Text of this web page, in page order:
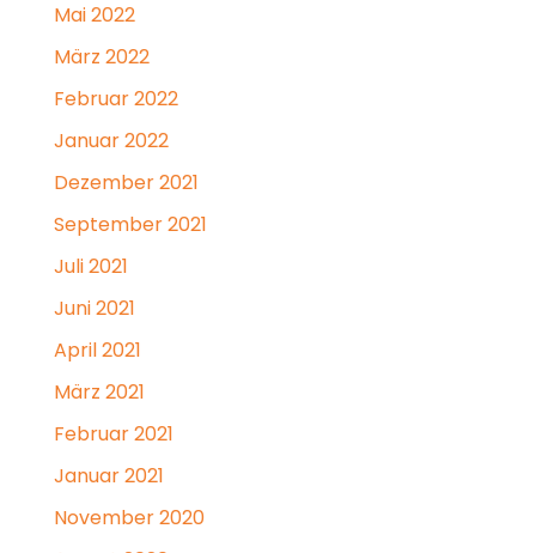
Mai 2022
März 2022
Februar 2022
Januar 2022
Dezember 2021
September 2021
Juli 2021
Juni 2021
April 2021
März 2021
Februar 2021
Januar 2021
November 2020